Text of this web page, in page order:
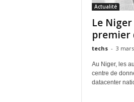
Actualité
Le
premier
techs - 3
Au Niger, les
centre de
datacenter